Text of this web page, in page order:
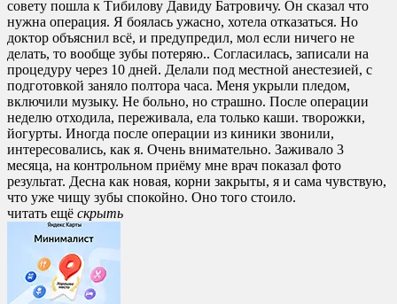
совету пошла к Тибилову Давиду Батровичу. Он сказал что
нужна операция. Я боялась ужасно, хотела отказаться. Но
доктор объяснил всё, и предупредил, мол если ничего не
делать, то вообще зубы потеряю.. Согласилась, записали на
процедуру через 10 дней. Делали под местной анестезией, с
подготовкой заняло полтора часа. Меня укрыли пледом,
включили музыку. Не больно, но страшно. После операции
неделю отходила, переживала, ела только каши. творожки,
йогурты. Иногда после операции из киники звонили,
интересовались, как я. Очень внимательно. Заживало 3
месяца, на контрольном приёму мне врач показал фото
результат. Десна как новая, корни закрыты, я и сама чувствую,
что уже чищу зубы спокойно. Оно того стоило.
читать ещё cкрыть